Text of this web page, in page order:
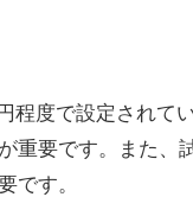
程度で設定されて
重要です。また、
です。